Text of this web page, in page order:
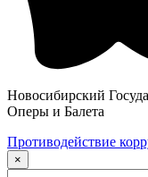
Новосибирский
Оперы и Балета
Противодействие
×